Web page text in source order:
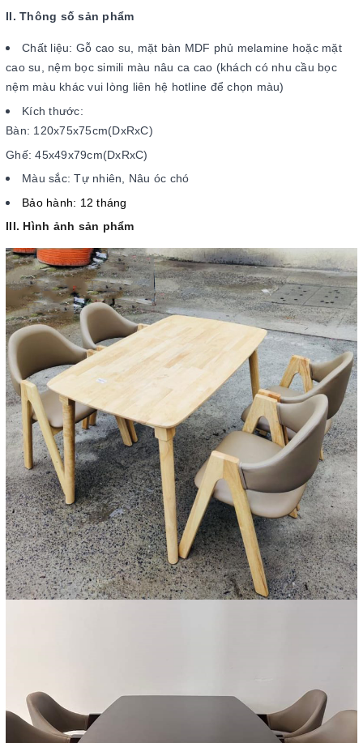
II. Thông số sản phẩm
Chất liệu: Gỗ cao su, mặt bàn MDF phủ melamine hoặc mặt
cao su, nệm bọc simili màu nâu ca cao (khách có nhu cầu bọc
nệm màu khác vui lòng liên hệ hotline để chọn màu)
Kích thước:
Bàn: 120x75x75cm(DxRxC)
Ghế: 45x49x79cm(DxRxC)
Màu sắc: Tự nhiên, Nâu óc chó
Bảo hành: 12 tháng
III. Hình ảnh sản phẩm